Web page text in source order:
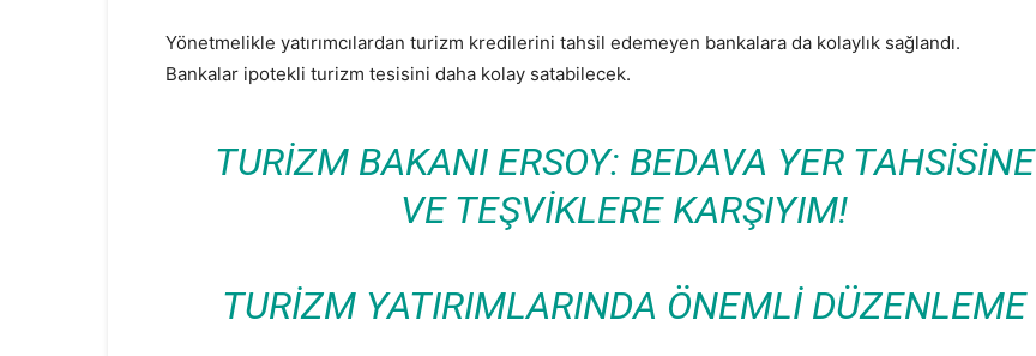
Yönetmelikle yatırımcılardan turizm kredilerini tahsil edemeyen bankalara da kolaylık sağlandı.
Bankalar ipotekli turizm tesisini daha kolay satabilecek.
TURIZM BAKANI ERSOY: BEDAVA YER TAHSISINE
VE TEŞVIKLERE KARŞIYIM!
TURIZM YATIRIMLARINDA ÖNEMLI DÜZENLEME